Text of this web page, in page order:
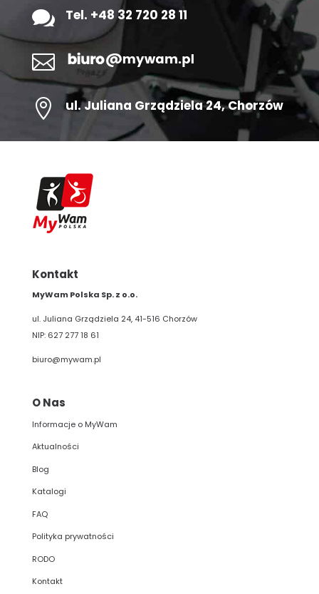
 Tel. +48 32 720 28 11

 ul.Juliana Grządziela 24, Chorzów
Kontakt
MyWam Polska Sp. z o.o.
ul. Juliana Grządziela 24, 41-516 Chorzów
NIP: 627 277 18 61
biuro@mywam.pl
O Nas
Informacje o MyWam
Aktualności
Blog
Katalogi
FAQ
Polityka prywatności
RODO
Kontakt